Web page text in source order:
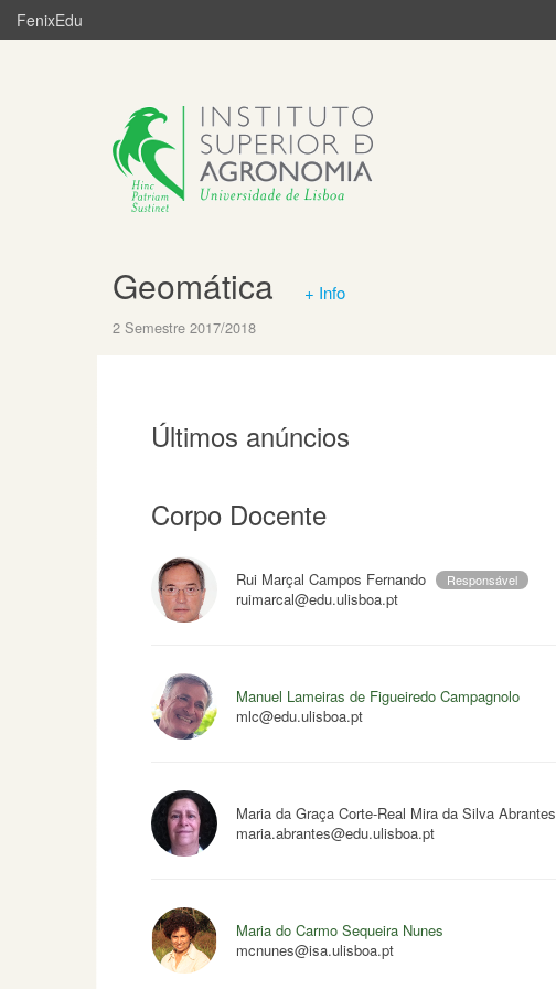
FenixEdu
Geomática + Info
2 Semestre 2017/2018
Últimos anúncios
Corpo Docente
Rui Marçal Campos Fernando Responsável
ruimarcal@edu.ulisboa.pt
Manuel Lameiras de Figueiredo Campagnolo
mlc@edu.ulisboa.pt
Maria da Graça Corte-Real Mira da Silva Abrantes
maria.abrantes@edu.ulisboa.pt
Maria do Carmo Sequeira Nunes
mcnunes@isa.ulisboa.pt